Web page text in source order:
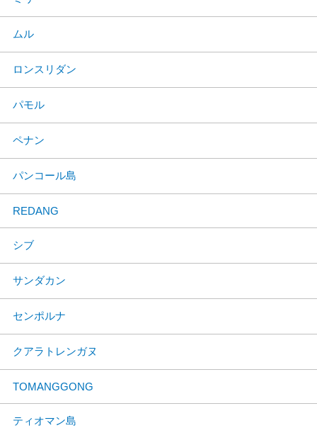
ムル
ロンスリダン
パモル
ペナン
パンコール島
REDANG
シブ
サンダカン
センポルナ
クアラトレンガヌ
TOMANGGONG
ティオマン島